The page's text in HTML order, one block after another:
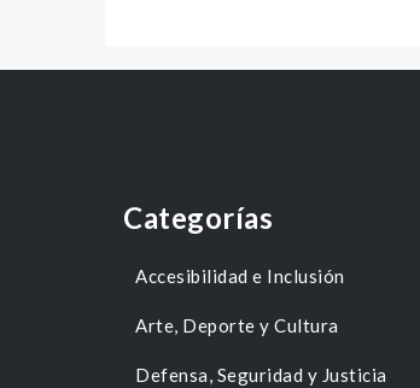
Categorías
Accesibilidad e Inclusión
Arte, Deporte y Cultura
Defensa, Seguridad y Justicia